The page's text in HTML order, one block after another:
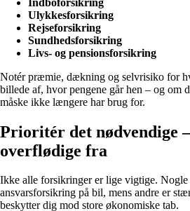
Ulykkesforsikring
Rejseforsikring
Sundhedsforsikring
Livs- og pensionsforsikring
Notér præmie, dækning og selvrisiko for
billede af, hvor pengene går hen – og om
måske ikke længere har brug for.
Prioritér det nødvendige
overflødige fra
Ikke alle forsikringer er lige vigtige.
ansvarsforsikring på bil, mens andre er
beskytter dig mod store økonomiske tab.